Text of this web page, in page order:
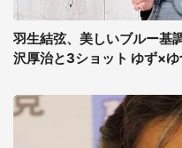
羽生結弦、美しいブルー基
沢厚治と3ショット ゆず×